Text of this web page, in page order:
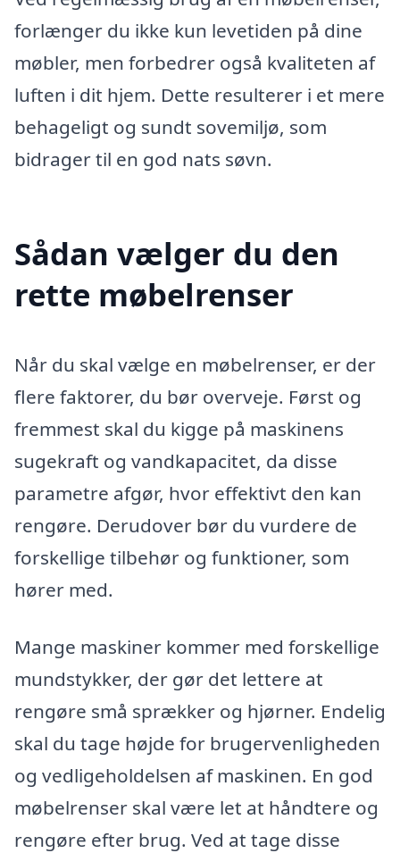
forlænger du ikke kun levetiden på dine
møbler, men forbedrer også kvaliteten af
luften i dit hjem. Dette resulterer i et mere
behageligt og sundt sovemiljø, som
bidrager til en god nats søvn.
Sådan vælger du den
rette møbelrenser
Når du skal vælge en møbelrenser, er der
flere faktorer, du bør overveje. Først og
fremmest skal du kigge på maskinens
sugekraft og vandkapacitet, da disse
parametre afgør, hvor effektivt den kan
rengøre. Derudover bør du vurdere de
forskellige tilbehør og funktioner, som
hører med.
Mange maskiner kommer med forskellige
mundstykker, der gør det lettere at
rengøre små sprækker og hjørner. Endelig
skal du tage højde for brugervenligheden
og vedligeholdelsen af maskinen. En god
møbelrenser skal være let at håndtere og
rengøre efter brug. Ved at tage disse